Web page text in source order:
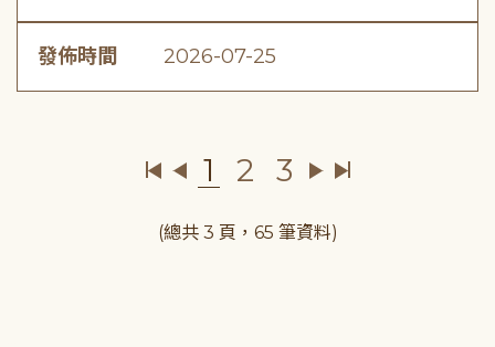
發佈時間 2026-07-25
1 2 3
(總共 3 頁，65 筆資料)